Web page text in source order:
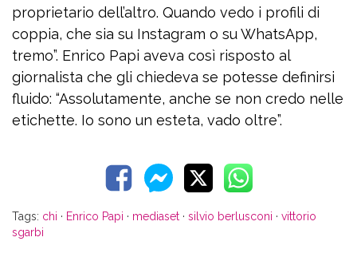
proprietario dell’altro. Quando vedo i profili di
coppia, che sia su Instagram o su WhatsApp,
tremo”. Enrico Papi aveva così risposto al
giornalista che gli chiedeva se potesse definirsi
fluido: “Assolutamente, anche se non credo nelle
etichette. Io sono un esteta, vado oltre”.
Tags: chi · Enrico Papi · mediaset · silvio berlusconi · vittorio
sgarbi